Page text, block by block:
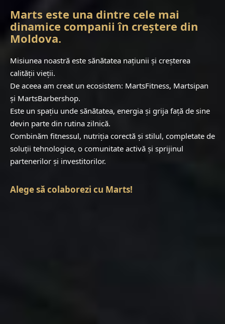
Marts este una dintre cele mai
dinamice companii în creștere din
Moldova.
Misiunea noastră este sănătatea națiunii și creșterea
calității vieții.
De aceea am creat un ecosistem: MartsFitness, Martsipan
și MartsBarbershop.
Este un spațiu unde sănătatea, energia și grija față de sine
devin parte din rutina zilnică.
Combinăm fitnessul, nutriția corectă și stilul, completate de
soluții tehnologice, o comunitate activă și sprijinul
partenerilor și investitorilor.
Alege să colaborezi cu Marts!